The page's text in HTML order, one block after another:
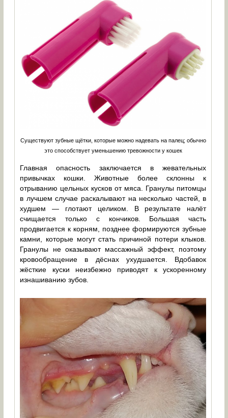
Существуют зубные щётки, которые можно надевать на палец; обычно
это способствует уменьшению тревожности у кошек
Главная опасность заключается в жевательных
привычках кошки. Животные более склонны к
отрыванию цельных кусков от мяса. Гранулы питомцы
в лучшем случае раскалывают на несколько частей, в
худшем — глотают целиком. В результате налёт
счищается только с кончиков. Большая часть
продвигается к корням, позднее формируются зубные
камни, которые могут стать причиной потери клыков.
Гранулы не оказывают массажный эффект, поэтому
кровообращение в дёснах ухудшается. Вдобавок
жёсткие куски неизбежно приводят к ускоренному
изнашиванию зубов.